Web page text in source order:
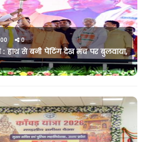
0
: हाथ से बनी पेंटिंग देख मंच पर बुलवाया,